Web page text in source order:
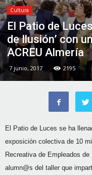
Cultura
El Patio de
de Ilusión’ con
ACREU Almería
7 junio, 2017 2195
El Patio de Luces se ha
exposición colectiva de 10
Recreativa de Empleados
alumn@s del taller que